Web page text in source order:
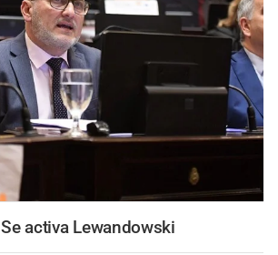
Se activa Lewandowski